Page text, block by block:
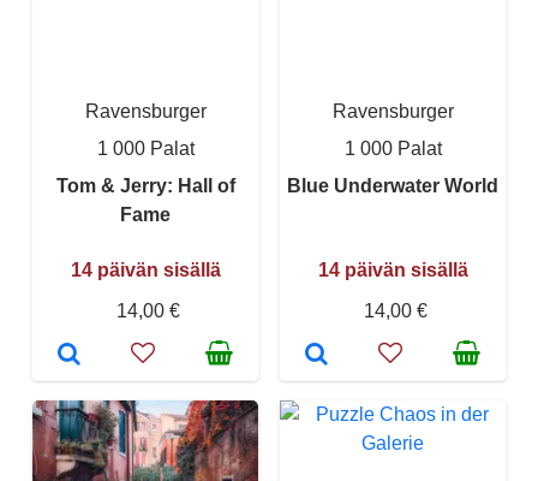
Ravensburger
1 000 Palat
Tom & Jerry: Hall of
Fame
14 päivän sisällä
14,00 €
Ravensburger
1 000 Palat
Blue Underwater World
14 päivän sisällä
14,00 €